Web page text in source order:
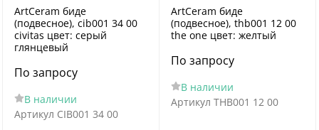
ArtCeram биде
(подвесное), cib001 34 00
civitas цвет: серый
глянцевый
По запросу
В наличии
Артикул CIB001 34 00
ArtCeram биде
(подвесное), thb001 12 00
the one цвет: желтый
По запросу
В наличии
Артикул THB001 12 00